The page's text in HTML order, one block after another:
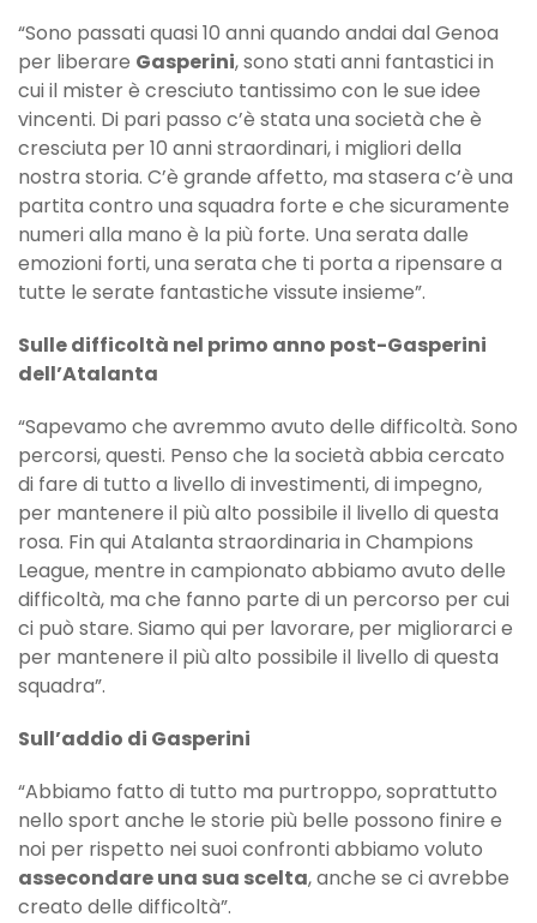
“Sono passati quasi 10 anni quando andai dal Genoa
per liberare Gasperini, sono stati anni fantastici in
cui il mister è cresciuto tantissimo con le sue idee
vincenti. Di pari passo c’è stata una società che è
cresciuta per 10 anni straordinari, i migliori della
nostra storia. C’è grande affetto, ma stasera c’è una
partita contro una squadra forte e che sicuramente
numeri alla mano è la più forte. Una serata dalle
emozioni forti, una serata che ti porta a ripensare a
tutte le serate fantastiche vissute insieme”.
Sulle difficoltà nel primo anno post-Gasperini
dell’Atalanta
“Sapevamo che avremmo avuto delle difficoltà. Sono
percorsi, questi. Penso che la società abbia cercato
di fare di tutto a livello di investimenti, di impegno,
per mantenere il più alto possibile il livello di questa
rosa. Fin qui Atalanta straordinaria in Champions
League, mentre in campionato abbiamo avuto delle
difficoltà, ma che fanno parte di un percorso per cui
ci può stare. Siamo qui per lavorare, per migliorarci e
per mantenere il più alto possibile il livello di questa
squadra”.
Sull’addio di Gasperini
“Abbiamo fatto di tutto ma purtroppo, soprattutto
nello sport anche le storie più belle possono finire e
noi per rispetto nei suoi confronti abbiamo voluto
assecondare una sua scelta, anche se ci avrebbe
creato delle difficoltà”.